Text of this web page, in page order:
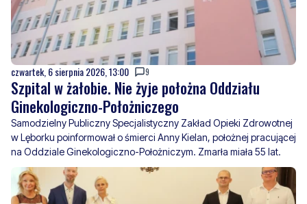
czwartek, 6 sierpnia 2026, 13:00 9
Szpital w żałobie. Nie żyje położna Oddziału
Ginekologiczno-Położniczego
Samodzielny Publiczny Specjalistyczny Zakład Opieki Zdrowotnej
w Lęborku poinformował o śmierci Anny Kielan, położnej pracującej
na Oddziale Ginekologiczno-Położniczym. Zmarła miała 55 lat.